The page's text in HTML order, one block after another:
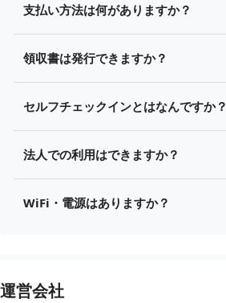
支払い方法は何がありますか？
領収書は発行できますか？
セルフチェックインとはなんですか？
法人での利用はできますか？
WiFi・電源はありますか？
運営会社